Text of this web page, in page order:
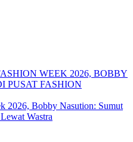
2026, Bobby Nasution: Sumut
Wastra